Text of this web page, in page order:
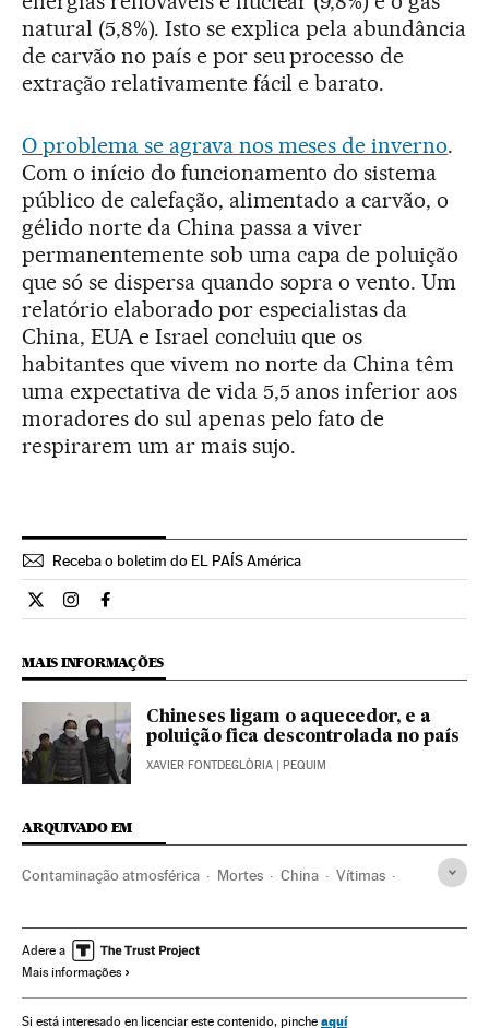
natural (5,8%). Isto se explica pela abundância
de carvão no país e por seu processo de
extração relativamente fácil e barato.
O problema se agrava nos meses de inverno.
Com o início do funcionamento do sistema
público de calefação, alimentado a carvão, o
gélido norte da China passa a viver
permanentemente sob uma capa de poluição
que só se dispersa quando sopra o vento. Um
relatório elaborado por especialistas da
China, EUA e Israel concluiu que os
habitantes que vivem no norte da China têm
uma expectativa de vida 5,5 anos inferior aos
moradores do sul apenas pelo fato de
respirarem um ar mais sujo.
Receba o boletim do EL PAÍS América
Internacional El País Brasil en Twitter
Internacional El País Brasil en Instagram
Internacional El País Brasil en Facebook
MAIS INFORMAÇÕES
Chineses ligam o aquecedor, e a
poluição fica descontrolada no país
XAVIER FONTDEGLÒRIA | PEQUIM
ARQUIVADO EM
Contaminação atmosférica Mortes China Vítimas
Problemas ambientais Acontecimentos
Saúde
Adere a
Mais informações
Si está interesado en licenciar este contenido, pinche aquí